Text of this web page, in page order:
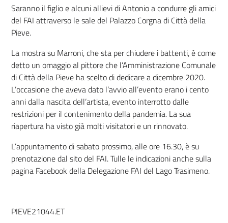
Saranno il figlio e alcuni allievi di Antonio a condurre gli amici
del FAI attraverso le sale del Palazzo Corgna di Città della
Pieve.
La mostra su Marroni, che sta per chiudere i battenti, è come
detto un omaggio al pittore che l’Amministrazione Comunale
di Città della Pieve ha scelto di dedicare a dicembre 2020.
L’occasione che aveva dato l’avvio all’evento erano i cento
anni dalla nascita dell’artista, evento interrotto dalle
restrizioni per il contenimento della pandemia. La sua
riapertura ha visto già molti visitatori e un rinnovato.
L’appuntamento di sabato prossimo, alle ore 16.30, è su
prenotazione dal sito del FAI. Tulle le indicazioni anche sulla
pagina Facebook della Delegazione FAI del Lago Trasimeno.
PIEVE21044.ET